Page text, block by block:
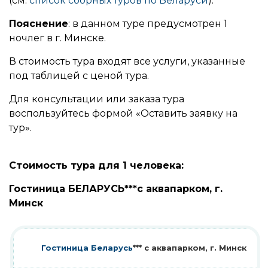
Пояснение: в данном туре предусмотрен 1
ночлег в г. Минске.
В стоимость тура входят все услуги, указанные
под таблицей с ценой тура.
Для консультации или заказа тура
воспользуйтесь формой «Оставить заявку на
тур».
Стоимость тура для 1 человека:
Гостиница БЕЛАРУСЬ***с аквапарком, г.
Минск
Гостиница Беларусь*** с аквапарком, г. Минск